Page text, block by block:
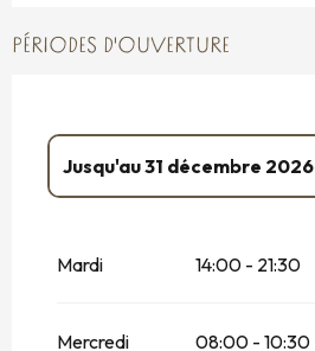
PÉRIODES D'OUVERTURE
Jusqu'au31 décembre 2026
Mardi 14:00 - 21:30
Mercredi 08:00 - 10:30